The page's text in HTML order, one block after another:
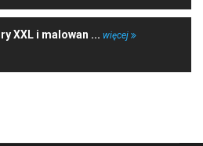
XXL i malowan ... więcej